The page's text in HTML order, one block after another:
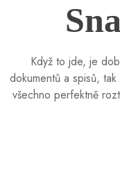
Když to jde, je
dokumentů a spisů,
všechno perfektně